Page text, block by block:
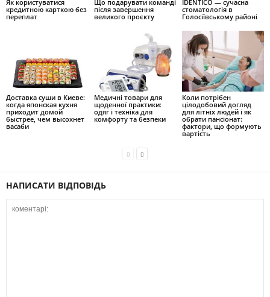
Як користуватися
кредитною карткою без
переплат
Що подарувати команді
після завершення
великого проєкту
IDENTICO — сучасна
стоматологія в
Голосіївському районі
Доставка суши в Киеве:
когда японская кухня
приходит домой
быстрее, чем высохнет
васаби
Медичні товари для
щоденної практики:
одяг і техніка для
комфорту та безпеки
Коли потрібен
цілодобовий догляд
для літніх людей і як
обрати пансіонат:
фактори, що формують
вартість
НАПИСАТИ ВІДПОВІДЬ